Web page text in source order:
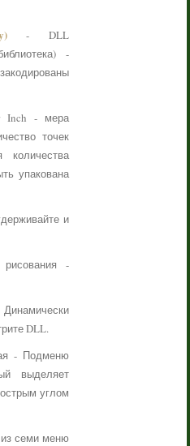
- DLL
-
- мера
точек
упакована
и
-
DLL.
- Подменю
выделяет
углом
семи меню